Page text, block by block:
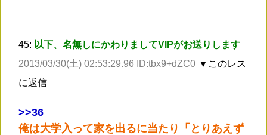
45: 以下、名無しにかわりましてVIPがお送りします
2013/03/30(土) 02:53:29.96 ID:tbx9+dZC0 ▼このレス
に返信
>>36
俺は大学入って家を出るに当たり「とりあえず